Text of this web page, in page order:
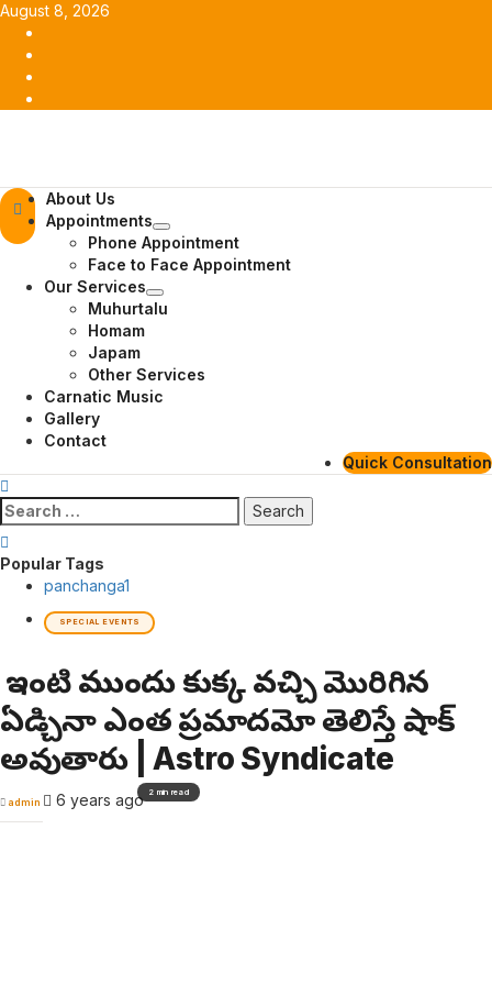
Skip
content
August 8, 2026
Primary
Menu
About Us
Appointments
Phone Appointment
Face to Face Appointment
Our Services
Muhurtalu
Homam
Japam
Other Services
Carnatic Music
Gallery
Contact
Quick Consultation
Search
for:
Popular Tags
panchanga1
SPECIAL EVENTS
మీ ఇంటి ముందు కుక్క వచ్చి మొరిగిన
ఏడ్చినా ఎంత ప్రమాదమో తెలిస్తే షాక్
అవుతారు | Astro Syndicate
admin 6 years ago2 min read